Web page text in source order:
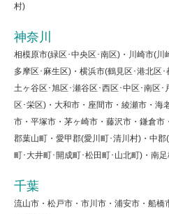
村)
神奈川
相模原市(緑区･中央区･南区)・川崎市(川
多摩区･麻生区)・横浜市(鶴見区･港北区
土ヶ谷区･旭区･瀬谷区･西区･中区･南区
区･栄区)・大和市・座間市・綾瀬市・海
市・平塚市・茅ヶ崎市・藤沢市・鎌倉
郡葉山町・愛甲郡(愛川町･清川村)・中
町･大井町･開成町･松田町･山北町)・南
千葉
流山市・松戸市・市川市・浦安市・船橋